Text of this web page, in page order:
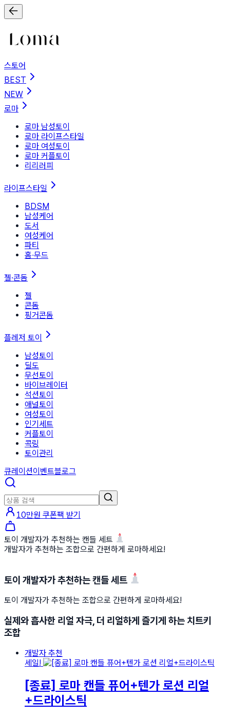
스토어
BEST
NEW
로마
로마 남성토이
로마 라이프스타일
로마 여성토이
로마 커플토이
리리러피
라이프스타일
BDSM
남성케어
도서
여성케어
파티
홈∙무드
젤·콘돔
젤
콘돔
핑거콘돔
플레저 토이
남성토이
딜도
무선토이
바이브레이터
석션토이
애널토이
여성토이
인기세트
커플토이
콕링
토이관리
큐레이션이벤트블로그
10만원 쿠폰팩 받기
토이 개발자가 추천하는 캔들 세트 🕯
개발자가 추천하는 조합으로 간편하게 로마하세요!
토이 개발자가 추천하는 캔들 세트 🕯
토이 개발자가 추천하는 조합으로 간편하게 로마하세요!
실제와 흡사한 리얼 자극, 더 리얼하게 즐기게 하는 치트키
조합
개발자 추천
세일!
[종료] 로마 캔들 퓨어+텐가 로션 리얼
+드라이스틱